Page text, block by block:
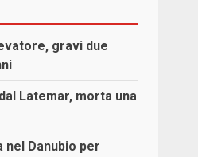
gravi due
Latemar, morta una
nel Danubio per